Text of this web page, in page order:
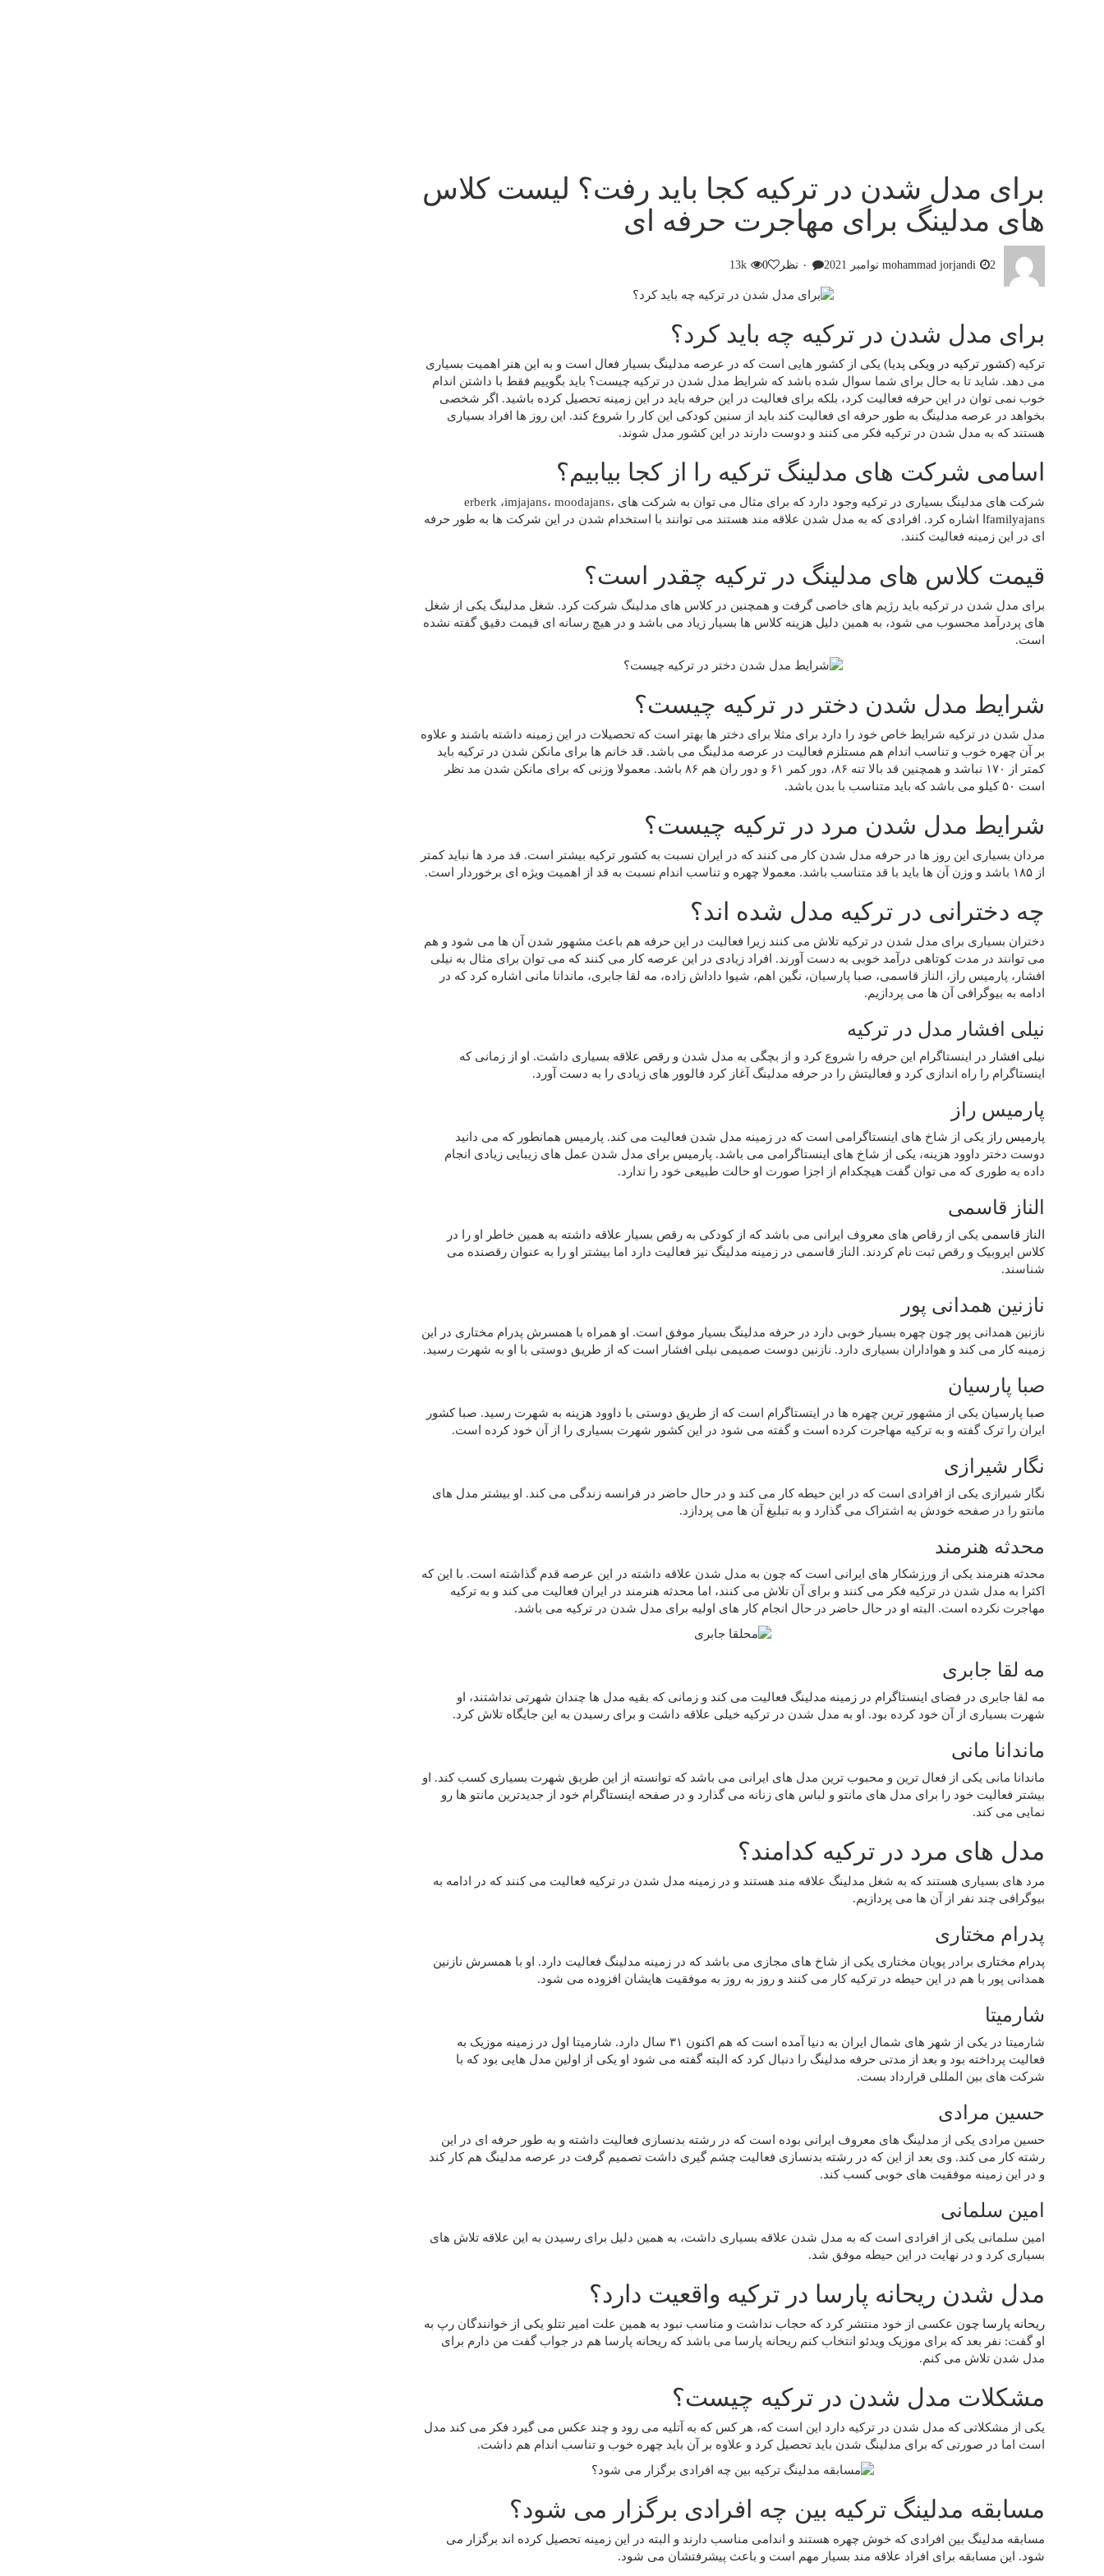
برای مدل شدن در ترکیه کجا باید رفت؟ لیست کلاس
های مدلینگ برای مهاجرت حرفه ای
mohammad jorjandi 2 نوامبر 2021 ۰ نظر 0
13k
برای مدل شدن در ترکیه چه باید کرد؟
ترکیه (کشور ترکیه در ویکی پدیا) یکی از کشور هایی است که در عرصه مدلینگ بسیار فعال است و به این هنر اهمیت بسیاری
می دهد. شاید تا به حال برای شما سوال شده باشد که شرایط مدل شدن در ترکیه چیست؟ باید بگوییم فقط با داشتن اندام
خوب نمی توان در این حرفه فعالیت کرد، بلکه برای فعالیت در این حرفه باید در این زمینه تحصیل کرده باشید. اگر شخصی
بخواهد در عرصه مدلینگ به طور حرفه ای فعالیت کند باید از سنین کودکی این کار را شروع کند. این روز ها افراد بسیاری
هستند که به مدل شدن در ترکیه فکر می کنند و دوست دارند در این کشور مدل شوند.
اسامی شرکت های مدلینگ ترکیه را از کجا بیابیم؟
شرکت های مدلینگ بسیاری در ترکیه وجود دارد که برای مثال می توان به شرکت های erberk ،imjajans، moodajans،
familyajans ا اشاره کرد. افرادی که به مدل شدن علاقه مند هستند می توانند با استخدام شدن در این شرکت ها به طور حرفه
ای در این زمینه فعالیت کنند.
قیمت کلاس های مدلینگ در ترکیه چقدر است؟
برای مدل شدن در ترکیه باید رژیم های خاصی گرفت و همچنین در کلاس های مدلینگ شرکت کرد. شغل مدلینگ یکی از شغل
های پردرآمد محسوب می شود، به همین دلیل هزینه کلاس ها بسیار زیاد می باشد و در هیچ رسانه ای قیمت دقیق گفته نشده
است.
شرایط مدل شدن دختر در ترکیه چیست؟
مدل شدن در ترکیه شرایط خاص خود را دارد برای مثلا برای دختر ها بهتر است که تحصیلات در این زمینه داشته باشند و علاوه
بر آن چهره خوب و تناسب اندام هم مستلزم فعالیت در عرصه مدلینگ می باشد. قد خانم ها برای مانکن شدن در ترکیه باید
کمتر از ۱۷۰ نباشد و همچنین قد بالا تنه ۸۶، دور کمر ۶۱ و دور ران هم ۸۶ باشد. معمولا وزنی که برای مانکن شدن مد نظر
است ۵۰ کیلو می باشد که باید متناسب با بدن باشد.
شرایط مدل شدن مرد در ترکیه چیست؟
مردان بسیاری این روز ها در حرفه مدل شدن کار می کنند که در ایران نسبت به کشور ترکیه بیشتر است. قد مرد ها نباید کمتر
از ۱۸۵ باشد و وزن آن ها باید با قد متناسب باشد. معمولا چهره و تناسب اندام نسبت به قد از اهمیت ویژه ای برخوردار است.
چه دخترانی در ترکیه مدل شده اند؟
دختران بسیاری برای مدل شدن در ترکیه تلاش می کنند زیرا فعالیت در این حرفه هم باعث مشهور شدن آن ها می شود و هم
می توانند در مدت کوتاهی درآمد خوبی به دست آورند. افراد زیادی در این عرصه کار می کنند که می توان برای مثال به نیلی
افشار، پارمیس راز، الناز قاسمی، صبا پارسیان، نگین اهم، شیوا داداش زاده، مه لقا جابری، ماندانا مانی اشاره کرد که در
ادامه به بیوگرافی آن ها می پردازیم.
نیلی افشار مدل در ترکیه
نیلی افشار در اینستاگرام این حرفه را شروع کرد و از بچگی به مدل شدن و رقص علاقه بسیاری داشت. او از زمانی که
اینستاگرام را راه اندازی کرد و فعالیتش را در حرفه مدلینگ آغاز کرد فالوور های زیادی را به دست آورد.
پارمیس راز
پارمیس راز یکی از شاخ های اینستاگرامی است که در زمینه مدل شدن فعالیت می کند. پارمیس همانطور که می دانید
دوست دختر داوود هزینه، یکی از شاخ های اینستاگرامی می باشد. پارمیس برای مدل شدن عمل های زیبایی زیادی انجام
داده به طوری که می توان گفت هیچکدام از اجزا صورت او حالت طبیعی خود را ندارد.
الناز قاسمی
الناز قاسمی یکی از رقاص های معروف ایرانی می باشد که از کودکی به رقص بسیار علاقه داشته به همین خاطر او را در
کلاس ایروبیک و رقص ثبت نام کردند. الناز قاسمی در زمینه مدلینگ نیز فعالیت دارد اما بیشتر او را به عنوان رقصنده می
شناسند.
نازنین همدانی پور
نازنین همدانی پور چون چهره بسیار خوبی دارد در حرفه مدلینگ بسیار موفق است. او همراه با همسرش پدرام مختاری در این
زمینه کار می کند و هواداران بسیاری دارد. نازنین دوست صمیمی نیلی افشار است که از طریق دوستی با او به شهرت رسید.
صبا پارسیان
صبا پارسیان یکی از مشهور ترین چهره ها در اینستاگرام است که از طریق دوستی با داوود هزینه به شهرت رسید. صبا کشور
ایران را ترک گفته و به ترکیه مهاجرت کرده است و گفته می شود در این کشور شهرت بسیاری را از آن خود کرده است.
نگار شیرازی
نگار شیرازی یکی از افرادی است که در این حیطه کار می کند و در حال حاضر در فرانسه زندگی می کند. او بیشتر مدل های
مانتو را در صفحه خودش به اشتراک می گذارد و به تبلیغ آن ها می پردازد.
محدثه هنرمند
محدثه هنرمند یکی از ورزشکار های ایرانی است که چون به مدل شدن علاقه داشته در این عرصه قدم گذاشته است. با این که
اکثرا به مدل شدن در ترکیه فکر می کنند و برای آن تلاش می کنند، اما محدثه هنرمند در ایران فعالیت می کند و به ترکیه
مهاجرت نکرده است. البته او در حال حاضر در حال انجام کار های اولیه برای مدل شدن در ترکیه می باشد.
مه لقا جابری
مه لقا جابری در فضای اینستاگرام در زمینه مدلینگ فعالیت می کند و زمانی که بقیه مدل ها چندان شهرتی نداشتند، او
شهرت بسیاری از آن خود کرده بود. او به مدل شدن در ترکیه خیلی علاقه داشت و برای رسیدن به این جایگاه تلاش کرد.
ماندانا مانی
ماندانا مانی یکی از فعال ترین و محبوب ترین مدل های ایرانی می باشد که توانسته از این طریق شهرت بسیاری کسب کند. او
بیشتر فعالیت خود را برای مدل های مانتو و لباس های زنانه می گذارد و در صفحه اینستاگرام خود از جدیدترین مانتو ها رو
نمایی می کند.
مدل های مرد در ترکیه کدامند؟
مرد های بسیاری هستند که به شغل مدلینگ علاقه مند هستند و در زمینه مدل شدن در ترکیه فعالیت می کنند که در ادامه به
بیوگرافی چند نفر از آن ها می پردازیم.
پدرام مختاری
پدرام مختاری برادر پویان مختاری یکی از شاخ های مجازی می باشد که در زمینه مدلینگ فعالیت دارد. او با همسرش نازنین
همدانی پور با هم در این حیطه در ترکیه کار می کنند و روز به روز به موفقیت هایشان افزوده می شود.
شارمیتا
شارمیتا در یکی از شهر های شمال ایران به دنیا آمده است که هم اکنون ۳۱ سال دارد. شارمیتا اول در زمینه موزیک به
فعالیت پرداخته بود و بعد از مدتی حرفه مدلینگ را دنبال کرد که البته گفته می شود او یکی از اولین مدل هایی بود که با
شرکت های بین المللی قرارداد بست.
حسین مرادی
حسین مرادی یکی از مدلینگ های معروف ایرانی بوده است که در رشته بدنسازی فعالیت داشته و به طور حرفه ای در این
رشته کار می کند. وی بعد از این که در رشته بدنسازی فعالیت چشم گیری داشت تصمیم گرفت در عرصه مدلینگ هم کار کند
و در این زمینه موفقیت های خوبی کسب کند.
امین سلمانی
امین سلمانی یکی از افرادی است که به مدل شدن علاقه بسیاری داشت، به همین دلیل برای رسیدن به این علاقه تلاش های
بسیاری کرد و در نهایت در این حیطه موفق شد.
مدل شدن ریحانه پارسا در ترکیه واقعیت دارد؟
ریحانه پارسا چون عکسی از خود منتشر کرد که حجاب نداشت و مناسب نبود به همین علت امیر تتلو یکی از خوانندگان رپ به
او گفت: نفر بعد که برای موزیک ویدئو انتخاب کنم ریحانه پارسا می باشد که ریحانه پارسا هم در جواب گفت من دارم برای
مدل شدن تلاش می کنم.
مشکلات مدل شدن در ترکیه چیست؟
یکی از مشکلاتی که مدل شدن در ترکیه دارد این است که، هر کس که به آتلیه می رود و چند عکس می گیرد فکر می کند مدل
است اما در صورتی که برای مدلینگ شدن باید تحصیل کرد و علاوه بر آن باید چهره خوب و تناسب اندام هم داشت.
مسابقه مدلینگ ترکیه بین چه افرادی برگزار می شود؟
مسابقه مدلینگ بین افرادی که خوش چهره هستند و اندامی مناسب دارند و البته در این زمینه تحصیل کرده اند برگزار می
شود. این مسابقه برای افراد علاقه مند بسیار مهم است و باعث پیشرفتشان می شود.